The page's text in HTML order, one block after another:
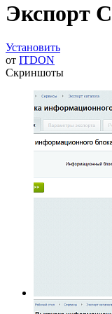
Экспорт
Установить
от ITDON
Скриншоты